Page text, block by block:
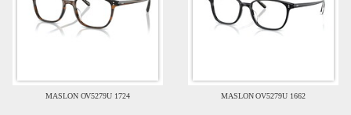
MASLON OV5279U 1724 MASLON OV5279U 1662